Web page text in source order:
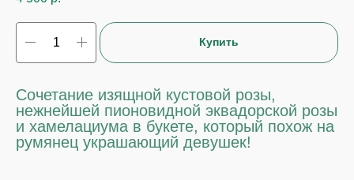
Купить
Сочетание изящной кустовой розы,
нежнейшей пионовидной эквадорской розы
и хамелациума в букете, который похож на
румянец украшающий девушек!